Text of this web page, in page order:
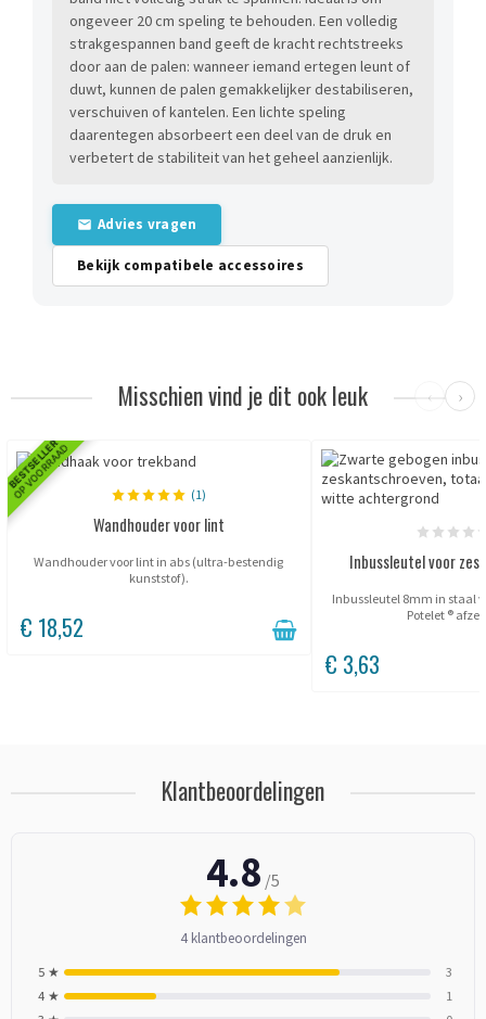
ongeveer 20 cm speling te behouden. Een volledig
strakgespannen band geeft de kracht rechtstreeks
door aan de palen: wanneer iemand ertegen leunt of
duwt, kunnen de palen gemakkelijker destabiliseren,
verschuiven of kantelen. Een lichte speling
daarentegen absorbeert een deel van de druk en
verbetert de stabiliteit van het geheel aanzienlijk.
Advies vragen
Bekijk compatibele accessoires
Misschien vind je dit ook leuk ‹ ›
BESTSELLER
OP VOORRAAD (1)
Wandhouder voor lint
Wandhouder voor lint in abs (ultra-bestendig
kunststof).
€ 18,52
Inbussleutel voor
Inbussleutel 8mm in staal
Potelet ®
€ 3,63
Klantbeoordelingen
4.8 /5
4 klantbeoordelingen
5 ★
3
4 ★
1